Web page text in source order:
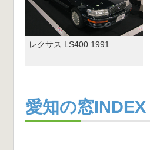
レクサス LS400 1991
愛知の窓INDEX